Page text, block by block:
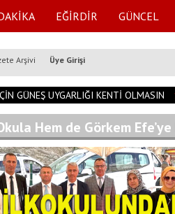
EĞİRDİR GÜNCEL
Arşivi Üye Girişi
GÜNEŞ UYGARLIĞI KENTİ OLMASIN
Hem de Görkem